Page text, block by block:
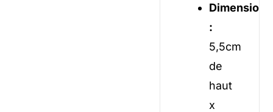
Dimensions
:
5,5cm
de
haut
x